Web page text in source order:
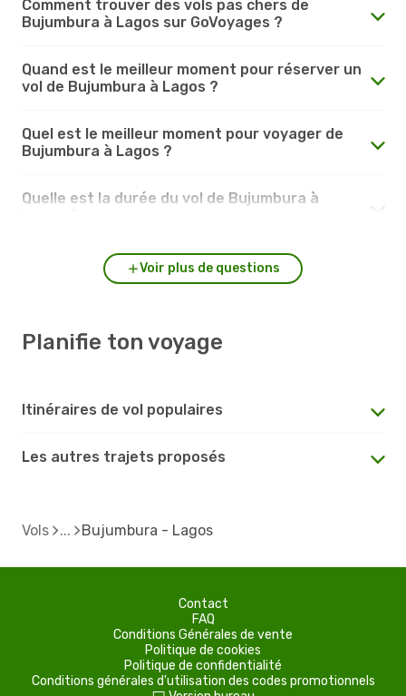
Comment trouver des vols pas chers de
Bujumbura à Lagos sur GoVoyages ?
Quand est le meilleur moment pour réserver un
vol de Bujumbura à Lagos ?
Quel est le meilleur moment pour voyager de
Bujumbura à Lagos ?
Quelle est la durée du vol de Bujumbura à
Voir plus de questions
Planifie ton voyage
Itinéraires de vol populaires
Les autres trajets proposés
Vols Bujumbura - Lagos
Contact
FAQ
Conditions Générales de vente
Politique de cookies
Politique de confidentialité
Conditions générales d'utilisation des codes promotionnels